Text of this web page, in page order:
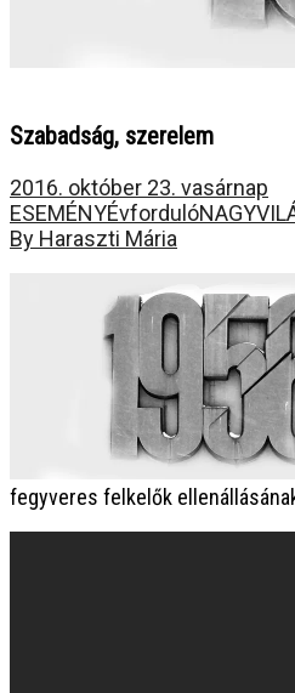
Szabadság, szerelem
2016. október 23. vasárnap
ESEMÉNYÉvforduló
By Haraszti Mária
fegyveres felkelők